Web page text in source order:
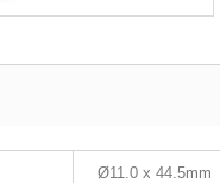
Ø11.0 x 44.5mm